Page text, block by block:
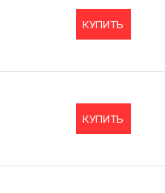
КУПИТЬ
КУПИТЬ